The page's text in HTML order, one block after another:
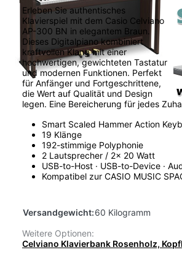
Erleben Sie authentisches
Klavierspiel mit dem Casio Celviano
AP-300 BN in elegantem Braun.
Dieses Digitalpiano kombiniert
kraftvollen Klang mit einer
hochwertigen, gewichteten Tastatur
und modernen Funktionen. Perfekt
für Anfänger und Fortgeschrittene,
die Wert auf Qualität und Design
legen. Eine Bereicherung für jedes
Smart Scaled Hammer Action
19 Klänge
192-stimmige Polyphonie
2 Lautsprecher / 2x 20 Watt
USB-to-Host · USB-to-Device ·
Kompatibel zur CASIO MUSIC
Versandgewicht:60 Kilogramm
Weitere Optionen:
Celviano Klavierbank Rosenholz,